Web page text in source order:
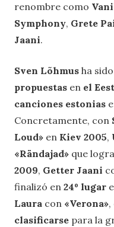
renombre como
Symphony, Grete
Jaani.
Sven Lõhmus ha sido
propuestas en el
canciones estonias
Concretamente, con
Loud» en Kiev 2005,
«Rändajad» que
2009, Getter Jaani
finalizó en 24º lugar
Laura con «Verona»,
clasificarse para la